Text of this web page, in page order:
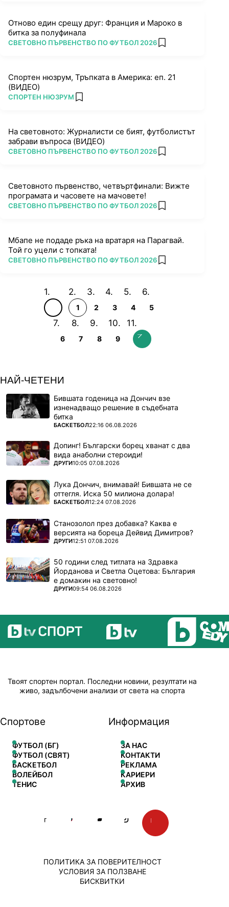
Отново един срещу друг: Франция и Мароко в
битка за полуфинала
ПОВЕЧЕ ОТ
СВЕТОВНО ПЪРВЕНСТВО ПО ФУТБОЛ 2026 add favorites
Спортен нюзрум, Тръпката в Америка: еп. 21
(ВИДЕО)
ПОВЕЧЕ ОТ
СПОРТЕН НЮЗРУМ add favorites
На световното: Журналисти се бият, футболистът
забрави въпроса (ВИДЕО)
ПОВЕЧЕ ОТ
СВЕТОВНО ПЪРВЕНСТВО ПО ФУТБОЛ 2026 add favorites
Световното първенство, четвъртфинали: Вижте
програмата и часовете на мачовете!
ПОВЕЧЕ ОТ
СВЕТОВНО ПЪРВЕНСТВО ПО ФУТБОЛ 2026 add favorites
Мбапе не подаде ръка на вратаря на Парагвай.
Той го уцели с топката!
ПОВЕЧЕ ОТ
СВЕТОВНО ПЪРВЕНСТВО ПО ФУТБОЛ 2026 add favorites
1 2 3 4 5
6 7 8 9
НАЙ-ЧЕТЕНИ
Бившата годеница на Дончич взе
изненадващо решение в съдебната
битка
ПОВЕЧЕ ОТ
БАСКЕТБОЛ22:16 06.08.2026
Допинг! Български борец хванат с два
вида анаболни стероиди!
ПОВЕЧЕ ОТ
ДРУГИ10:05 07.08.2026
Лука Дончич, внимавай! Бившата не се
оттегля. Иска 50 милиона долара!
ПОВЕЧЕ ОТ
БАСКЕТБОЛ12:24 07.08.2026
Станозолол през добавка? Каква е
версията на бореца Дейвид Димитров?
ПОВЕЧЕ ОТ
ДРУГИ12:51 07.08.2026
50 години след титлата на Здравка
Йорданова и Светла Оцетова: България
е домакин на световно!
ПОВЕЧЕ ОТ
ДРУГИ09:54 06.08.2026
Твоят спортен портал. Последни новини, резултати на
живо, задълбочени анализи от света на спорта
Спортове
ФУТБОЛ (БГ)
ФУТБОЛ (СВЯТ)
БАСКЕТБОЛ
ВОЛЕЙБОЛ
ТЕНИС
Информация
ЗА НАС
КОНТАКТИ
РЕКЛАМА
КАРИЕРИ
АРХИВ
ПОЛИТИКА ЗА ПОВЕРИТЕЛНОСТ
УСЛОВИЯ ЗА ПОЛЗВАНЕ
БИСКВИТКИ